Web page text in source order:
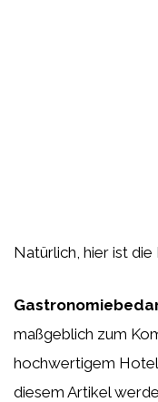
Natürlich, hier ist
maßgeblich zum
hochwertigem
diesem Artikel